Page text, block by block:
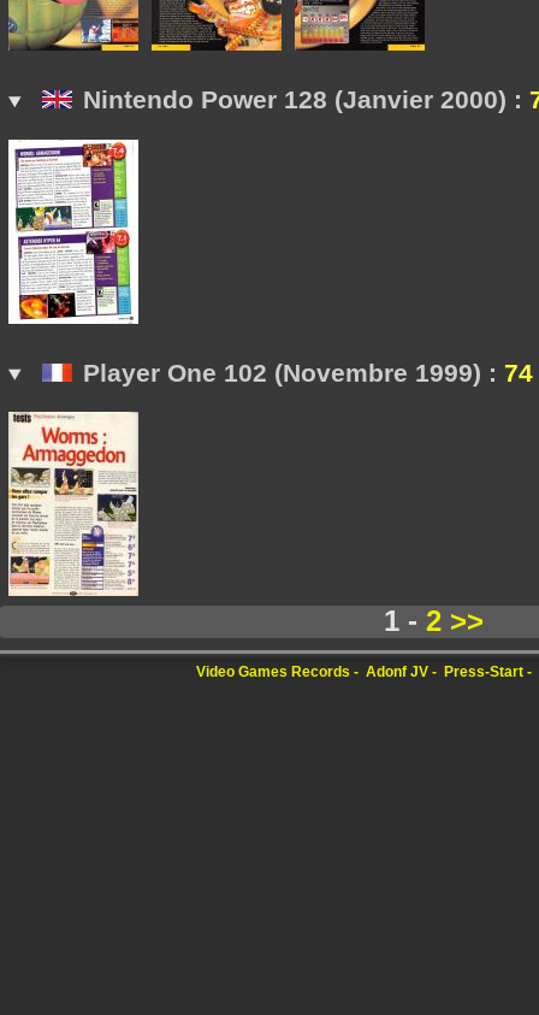
Nintendo Power 128 (Janvier 2000) :
Player One 102 (Novembre 1999) : 74
1 - 2>>
Video Games Records Adonf JV Press-Start